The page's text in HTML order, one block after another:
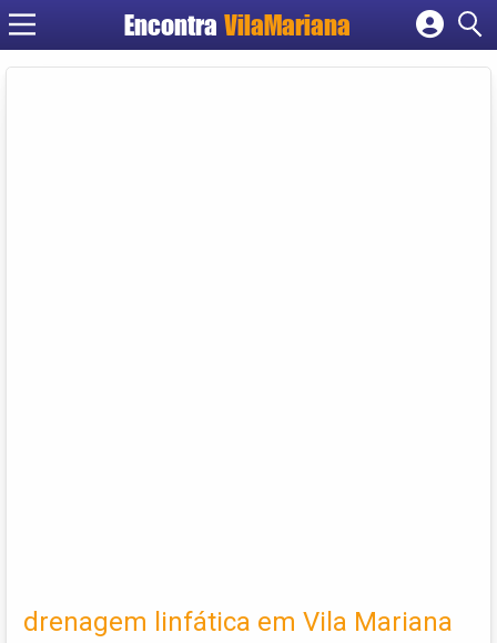
EncontraVilaMariana
Cadastrar empresa
drenagem linfática em Vila Mariana